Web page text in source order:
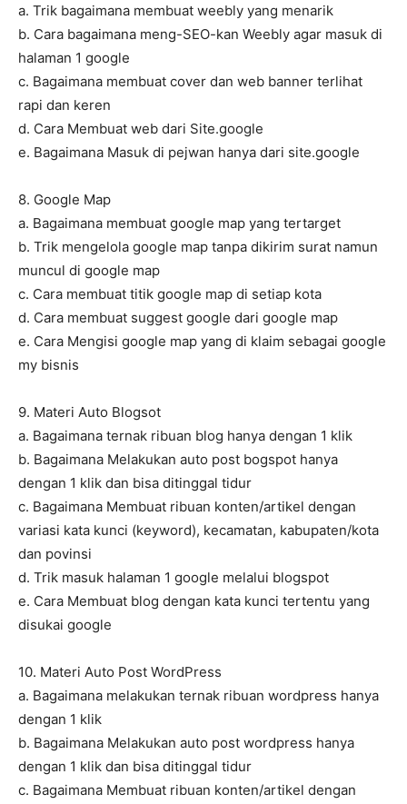
a. Trik bagaimana membuat weebly yang menarik
b. Cara bagaimana meng-SEO-kan Weebly agar masuk di
halaman 1 google
c. Bagaimana membuat cover dan web banner terlihat
rapi dan keren
d. Cara Membuat web dari Site.google
e. Bagaimana Masuk di pejwan hanya dari site.google
8. Google Map
a. Bagaimana membuat google map yang tertarget
b. Trik mengelola google map tanpa dikirim surat namun
muncul di google map
c. Cara membuat titik google map di setiap kota
d. Cara membuat suggest google dari google map
e. Cara Mengisi google map yang di klaim sebagai google
my bisnis
9. Materi Auto Blogsot
a. Bagaimana ternak ribuan blog hanya dengan 1 klik
b. Bagaimana Melakukan auto post bogspot hanya
dengan 1 klik dan bisa ditinggal tidur
c. Bagaimana Membuat ribuan konten/artikel dengan
variasi kata kunci (keyword), kecamatan, kabupaten/kota
dan povinsi
d. Trik masuk halaman 1 google melalui blogspot
e. Cara Membuat blog dengan kata kunci tertentu yang
disukai google
10. Materi Auto Post WordPress
a. Bagaimana melakukan ternak ribuan wordpress hanya
dengan 1 klik
b. Bagaimana Melakukan auto post wordpress hanya
dengan 1 klik dan bisa ditinggal tidur
c. Bagaimana Membuat ribuan konten/artikel dengan